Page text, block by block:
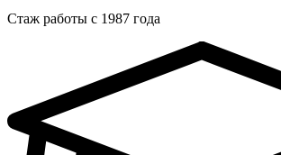
Стаж работы с 1987 года